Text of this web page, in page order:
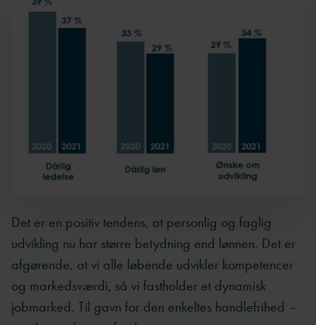
Det er en positiv tendens, at personlig og faglig
udvikling nu har større betydning end lønnen. Det er
afgørende, at vi alle løbende udvikler kompetencer
og markedsværdi, så vi fastholder et dynamisk
jobmarked. Til gavn for den enkeltes handlefrihed –